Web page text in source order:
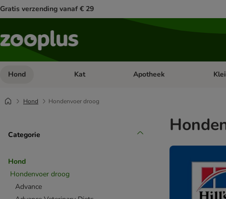
Gratis verzending vanaf € 29
Hond Open categorie menu: Hond
Kat Open categorie menu: Kat
Apotheek
Hond Hondenvoer droog
Categorie
Hond
Hondenvoer droog
Advance